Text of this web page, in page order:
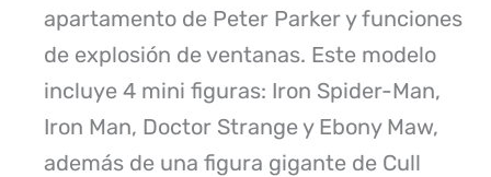
apartamento de Peter Parker y funciones
de explosión de ventanas. Este modelo
incluye 4 mini figuras: Iron Spider-Man,
Iron Man, Doctor Strange y Ebony Maw,
además de una figura gigante de Cull